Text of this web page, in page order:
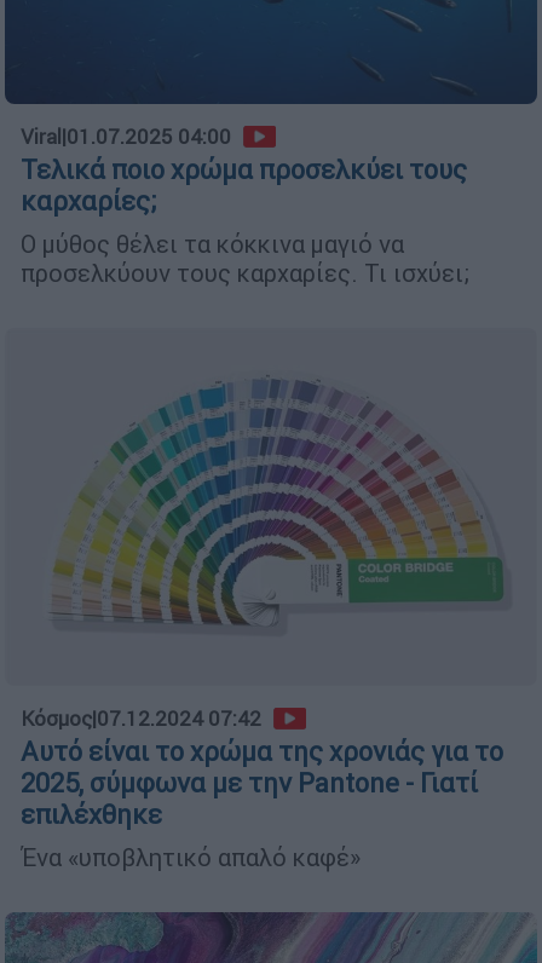
Viral|01.07.2025 04:00
Τελικά ποιο χρώμα προσελκύει τους
καρχαρίες;
Ο μύθος θέλει τα κόκκινα μαγιό να
προσελκύουν τους καρχαρίες. Τι ισχύει;
Κόσμος|07.12.2024 07:42
Αυτό είναι το χρώμα της χρονιάς για το
2025, σύμφωνα με την Pantone - Γιατί
επιλέχθηκε
Ένα «υποβλητικό απαλό καφέ»